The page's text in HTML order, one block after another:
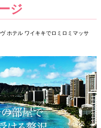
ジ
ホテル ワイキキでロミロミマッサ